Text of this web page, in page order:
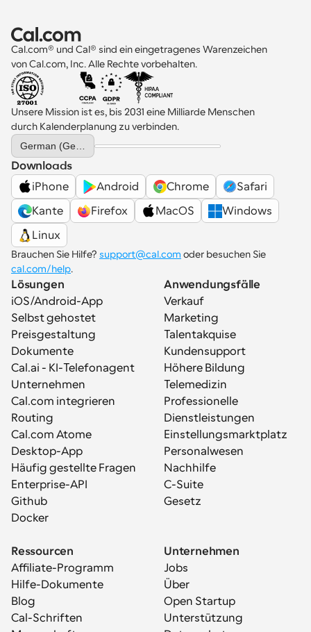
Cal.com® und Cal® sind ein eingetragenes Warenzeichen
von Cal.com, Inc. Alle Rechte vorbehalten.
Unsere Mission ist es, bis 2031 eine Milliarde Menschen
durch Kalenderplanung zu verbinden.
Select Language
Downloads
iPhone
Android Chrome
Safari
Kante
Firefox MacOS
Windows
Linux
Brauchen Sie Hilfe? support@cal.com
cal.com/help.
Lösungen
iOS/Android-App
Selbst gehostet
Preisgestaltung
Dokumente
Cal.ai - KI-Telefonagent
Unternehmen
Cal.com integrieren
Routing
Cal.com Atome
Desktop-App
Häufig gestellte Fragen
Enterprise-API
Github
Docker
Anwendungsfälle
Verkauf
Marketing
Talentakquise
Kundensupport
Höhere Bildung
Telemedizin
Professionelle
Dienstleistungen
Einstellungsmarktplatz
Personalwesen
Nachhilfe
C-Suite
Gesetz
Ressourcen
Affiliate-Programm
Hilfe-Dokumente
Blog
Cal-Schriften
Unternehmen
Jobs
Über
Open Startup
Unterstützung